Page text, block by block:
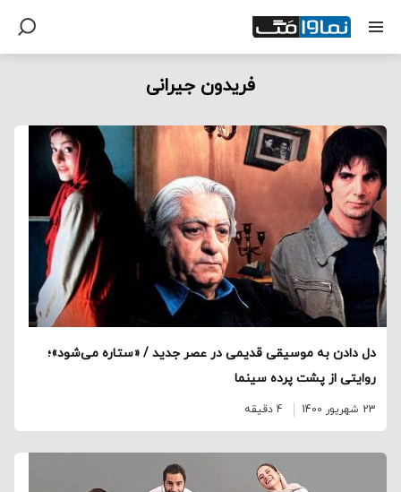
فریدون جیرانی
دل دادن به موسیقی قدیمی در عصر جدید / «ستاره می‌شود»؛
روایتی از پشت پرده سینما
23 شهریور 1400 4 دقیقه